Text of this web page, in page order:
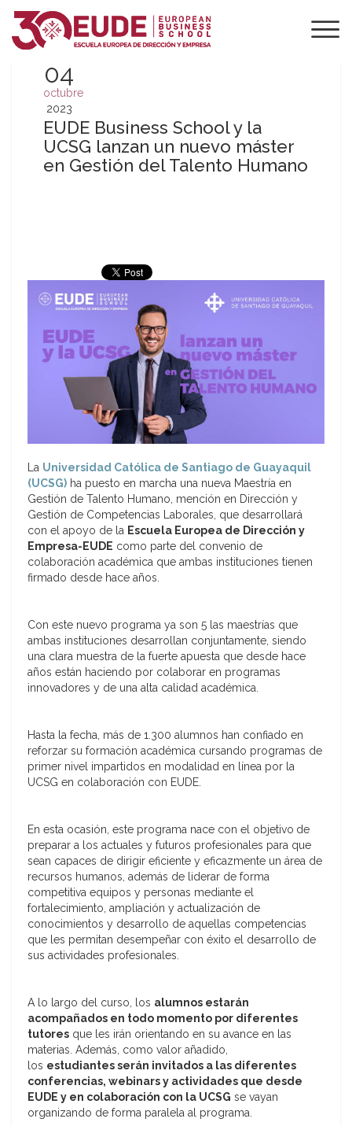
04
octubre
2023
EUDE Business School y la
UCSG lanzan un nuevo máster
en Gestión del Talento Humano
La Universidad Católica de Santiago de Guayaquil
(UCSG) ha puesto en marcha una nueva Maestría en
Gestión de Talento Humano, mención en Dirección y
Gestión de Competencias Laborales, que desarrollará
con el apoyo de la Escuela Europea de Dirección y
Empresa-EUDE como parte del convenio de
colaboración académica que ambas instituciones tienen
firmado desde hace años.
Con este nuevo programa ya son 5 las maestrías que
ambas instituciones desarrollan conjuntamente, siendo
una clara muestra de la fuerte apuesta que desde hace
años están haciendo por colaborar en programas
innovadores y de una alta calidad académica.
Hasta la fecha, más de 1.300 alumnos han confiado en
reforzar su formación académica cursando programas de
primer nivel impartidos en modalidad en línea por la
UCSG en colaboración con EUDE.
En esta ocasión, este programa nace con el objetivo de
preparar a los actuales y futuros profesionales para que
sean capaces de dirigir eficiente y eficazmente un área de
recursos humanos, además de liderar de forma
competitiva equipos y personas mediante el
fortalecimiento, ampliación y actualización de
conocimientos y desarrollo de aquellas competencias
que les permitan desempeñar con éxito el desarrollo de
sus actividades profesionales.
A lo largo del curso, los alumnos estarán
acompañados en todo momento por diferentes
tutores que les irán orientando en su avance en las
materias. Además, como valor añadido,
los estudiantes serán invitados a las diferentes
conferencias, webinars y actividades que desde
EUDE y en colaboración con la UCSG se vayan
organizando de forma paralela al programa.